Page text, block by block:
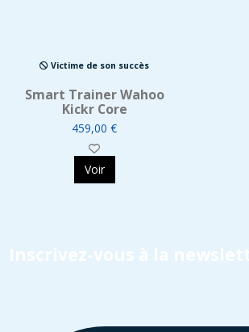
Victime de son succès
Smart Trainer Wahoo
Kickr Core
459,00 €
Voir
Inscrivez-vous à la